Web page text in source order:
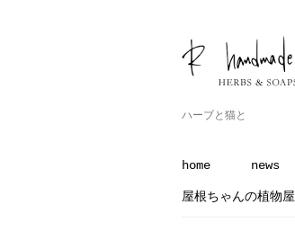
ハーブと猫と
home news
屋根ちゃんの植物屋